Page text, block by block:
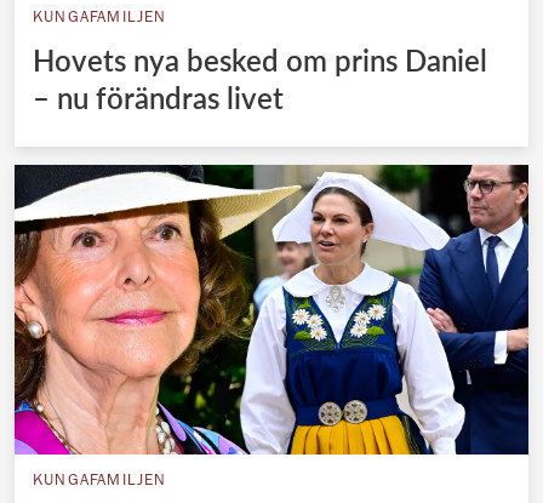
KUNGAFAMILJEN
Hovets nya besked om prins Daniel
– nu förändras livet
KUNGAFAMILJEN